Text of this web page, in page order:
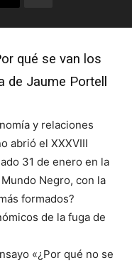
qué se van los
de Jaume Portell
y relaciones
abrió el XXXVIII
31 de enero en la
Negro, con la
formados?
de la fuga de
«¿Por qué no se